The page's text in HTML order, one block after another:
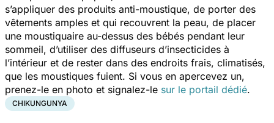
s’appliquer des produits anti-moustique, de porter des
vêtements amples et qui recouvrent la peau, de placer
une moustiquaire au-dessus des bébés pendant leur
sommeil, d’utiliser des diffuseurs d’insecticides à
l’intérieur et de rester dans des endroits frais, climatisés,
que les moustiques fuient. Si vous en apercevez un,
prenez-le en photo et signalez-le sur le portail dédié.
CHIKUNGUNYA